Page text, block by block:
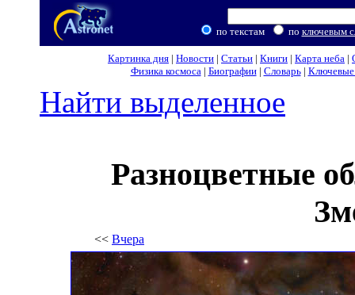
по текстам по ключевым
Картинка дня | Новости | Статьи | Книги | Карта неба |
Физика космоса| Биографии| Словарь| Ключевые
Найти выделенное
Разноцветные
<< Вчера